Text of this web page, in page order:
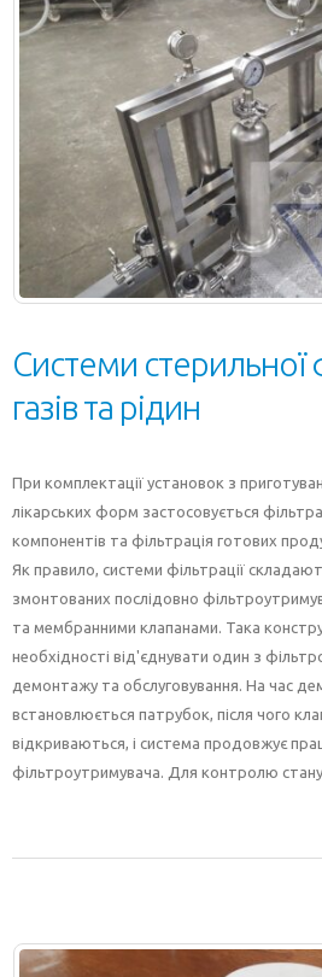
Системи стерильної
газів та рідин
При комплектації установок з
лікарських форм застосовується
компонентів та фільтрація готових
Як правило, системи фільтрації
змонтованих послідовно
та мембранними клапанами. Така
необхідності від'єднувати один з
демонтажу та обслуговування. На час
встановлюється патрубок, після чого
відкриваються, і система продовжує
фільтроутримувача. Для контролю стану